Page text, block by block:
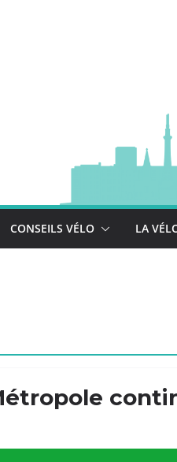
CONSEILS VÉLO LA